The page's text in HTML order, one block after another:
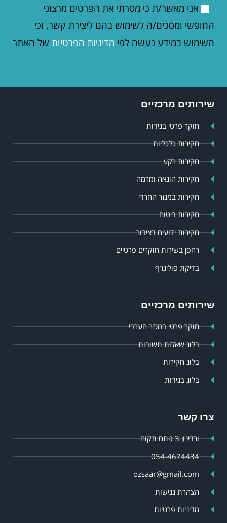
אני מאשר/ת כי מסרתי את הפרטים מרצוני
החופשי ומסכים/ה לשימוש בהם ליצירת קשר, וכי
השימוש במידע נעשה לפי מדיניות הפרטיות של האתר
שירותים מרכזיים
חוקר פרטי בגידות
חקירות כלכליות
חקירות רקע
חקירות הונאה ומרמה
חקירות במגזר החרדי
חקירות ביטוח
חקירות ידועים בציבור
רחפן בשירות חוקרים פרטיים
בדיקת פוליגרף
שירותים מרכזיים
חוקר פרטי במגזר הערבי
בלוג שאלות תשובות
בלוג חקירות
בלוג בגידות
צרו קשר
ורדינון 3 פתח תקוה
054-4674434
ozsaar@gmail.com
הצהרת נגישות
מדיניות פרטיות